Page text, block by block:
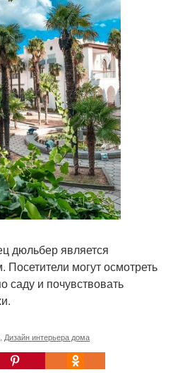
дюльбер является
могут осмотреть
саду и почувствовать
Дизайн интерьера дома